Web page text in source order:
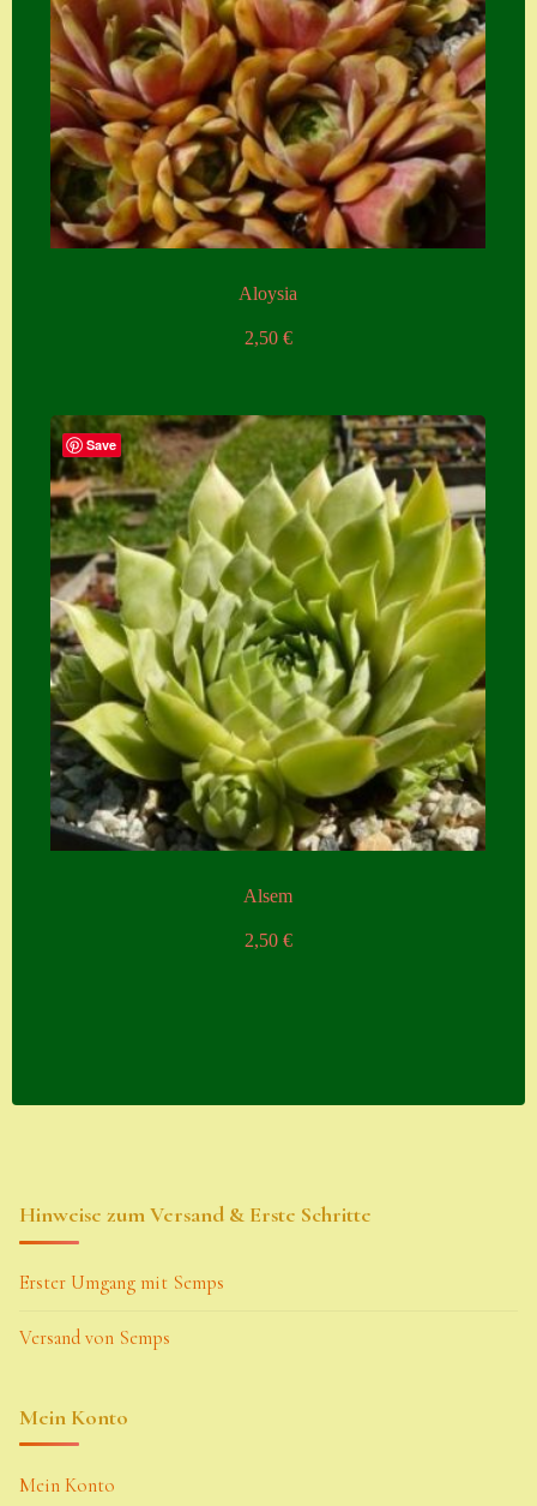
Aloysia
2,50 €
Save
Alsem
2,50 €
Hinweise zum Versand & Erste Schritte
Erster Umgang mit Semps
Versand von Semps
Mein Konto
Mein Konto